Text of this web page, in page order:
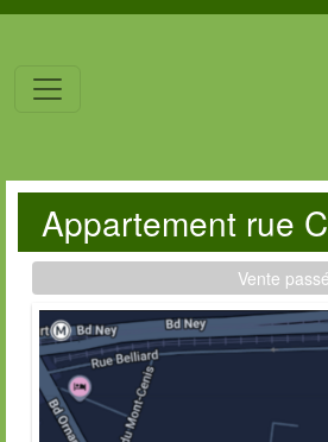
Appartement rue
Vente